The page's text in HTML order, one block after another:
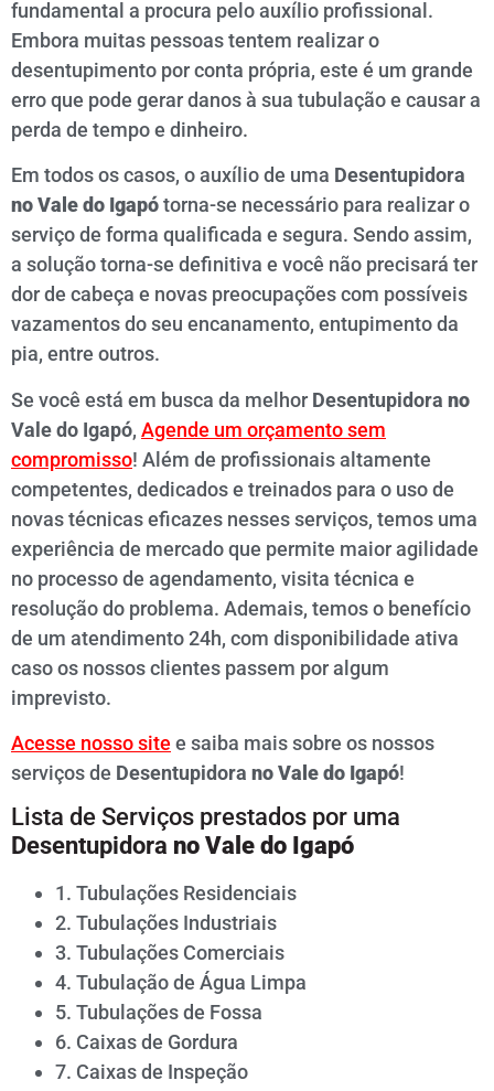
fundamental a procura pelo auxílio profissional.
Embora muitas pessoas tentem realizar o
desentupimento por conta própria, este é um grande
erro que pode gerar danos à sua tubulação e causar a
perda de tempo e dinheiro.
Em todos os casos, o auxílio de uma Desentupidora
noVale do Igapótorna-se necessário para realizar o
serviço de forma qualificada e segura. Sendo assim,
a solução torna-se definitiva e você não precisará ter
dor de cabeça e novas preocupações com possíveis
vazamentos do seu encanamento, entupimento da
pia, entre outros.
Se você está em busca da melhor Desentupidora no
Vale do Igapó, Agende um orçamento sem
compromisso! Além de profissionais altamente
competentes, dedicados e treinados para o uso de
novas técnicas eficazes nesses serviços, temos uma
experiência de mercado que permite maior agilidade
no processo de agendamento, visita técnica e
resolução do problema. Ademais, temos o benefício
de um atendimento 24h, com disponibilidade ativa
caso os nossos clientes passem por algum
imprevisto.
Acesse nosso site e saiba mais sobre os nossos
serviços de Desentupidora noVale do Igapó!
Lista de Serviços prestados por uma
Desentupidora no Vale do Igapó
1. Tubulações Residenciais
2. Tubulações Industriais
3. Tubulações Comerciais
4. Tubulação de Água Limpa
5. Tubulações de Fossa
6. Caixas de Gordura
7. Caixas de Inspeção